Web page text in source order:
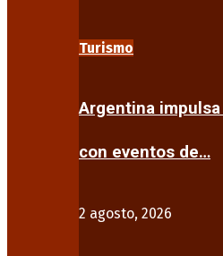
Turismo
Argentina
con eventos de…
2 agosto, 2026